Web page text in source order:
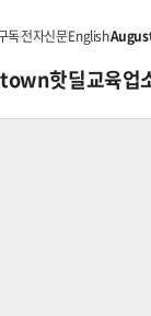
독전자신문English
핫딜교육업